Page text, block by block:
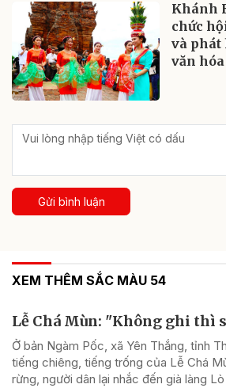
Khánh
chức
và phát
văn
Gửi bình luận
XEM THÊM SẮC MÀU 54
Lễ Chá Mùn: "Không ghi thì
Ở bản Ngàm Pốc, xã Yên Thắng, tỉnh
tiếng chiêng, tiếng trống của Lễ Chá
rừng, người dân lại nhắc đến già làng